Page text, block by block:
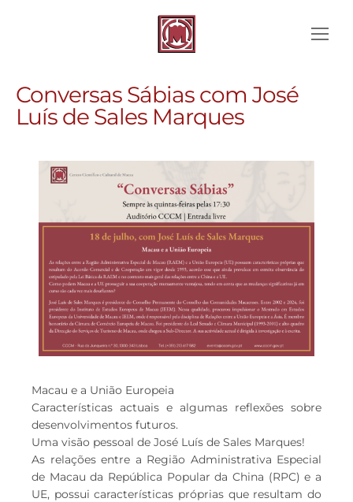
Conversas Sábias com José
Luís de Sales Marques
Macau e a União Europeia
Características actuais e algumas reflexões sobre
desenvolvimentos futuros.
Uma visão pessoal de José Luís de Sales Marques!
As relações entre a Região Administrativa Especial
de Macau da República Popular da China (RPC) e a
UE, possui características próprias que resultam do